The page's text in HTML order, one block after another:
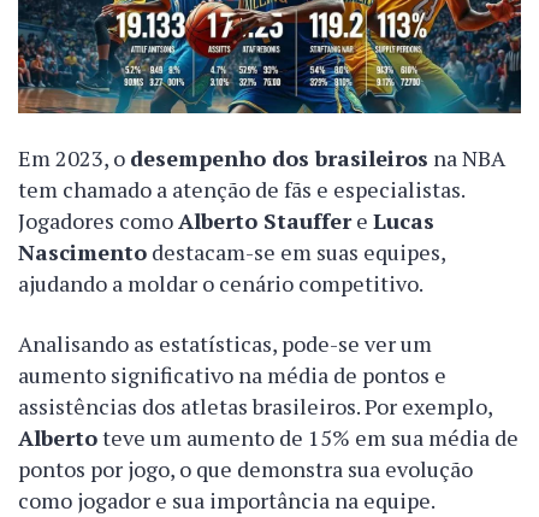
Em 2023, o desempenho dos brasileiros na NBA
tem chamado a atenção de fãs e especialistas.
Jogadores comoAlberto Stauffere Lucas
Nascimento destacam-se em suas equipes,
ajudando a moldar o cenário competitivo.
Analisando as estatísticas, pode-se ver um
aumento significativo na média de pontos e
assistências dos atletas brasileiros. Por exemplo,
Albertoteve um aumento de 15% em sua média de
pontos por jogo, o que demonstra sua evolução
como jogador e sua importância na equipe.